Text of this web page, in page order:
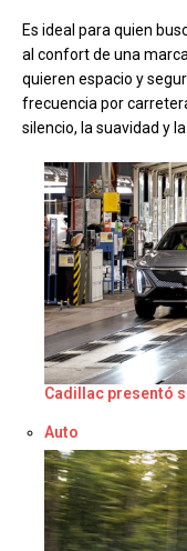
Es ideal para quien
al confort de una
quieren espacio y
frecuencia por
silencio, la suavidad y
Cadillac presentó
Respecto a
Auto